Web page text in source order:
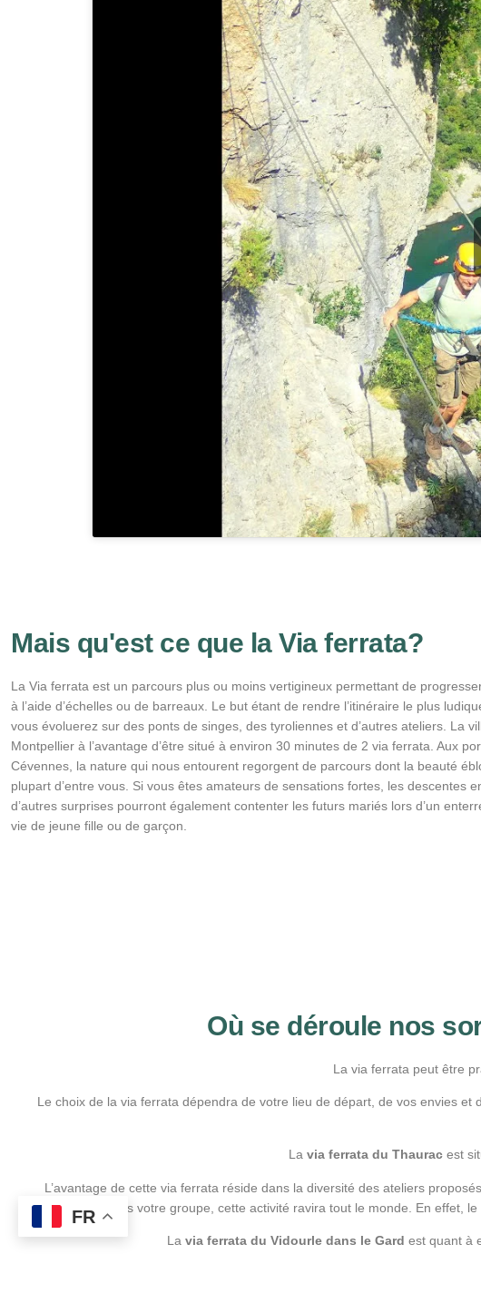
Mais qu'est ce que la Via ferrata?
La Via ferrata est un parcours plus ou moins vertigineux permettant de
à l’aide d’échelles ou de barreaux. Le but étant de rendre l’itinéraire le plus
vous évoluerez sur des ponts de singes, des tyroliennes et d’autres ateliers. La
Montpellier à l’avantage d’être situé à environ 30 minutes de 2 via ferrata. Aux
Cévennes, la nature qui nous entourent regorgent de parcours dont la beauté
plupart d’entre vous. Si vous êtes amateurs de sensations fortes, les descentes
d’autres surprises pourront également contenter les futurs mariés lors d’un
vie de jeune fille ou de garçon.
Où se déroule nos
La via ferrata peut être
Le choix de la via ferrata dépendra de votre lieu de départ, de vos envies
La via ferrata du Thauracest
L’avantage de cette via ferrata réside dans la diversité des ateliers
craintifs dans votre groupe, cette activité ravira tout le monde. En effet,
La via ferrata du Vidourle dans le Gard est quant à
FR